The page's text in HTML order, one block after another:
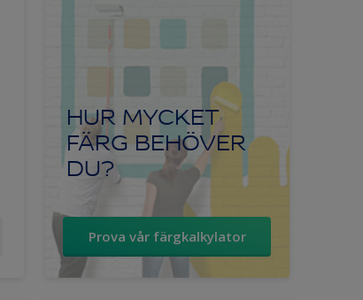
HUR MYCKET
FÄRG BEHÖVER
DU?
Prova vår färgkalkylator